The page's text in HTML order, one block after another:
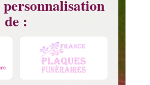
de :